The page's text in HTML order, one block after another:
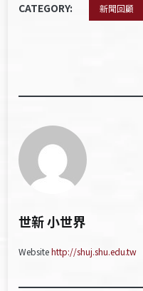
CATEGORY: 新聞回顧
世新 小世界
Websitehttp://shuj.shu.edu.tw